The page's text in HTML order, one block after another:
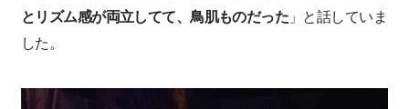
とリズム感が両立してて、鳥肌ものだった 」と話していま
した。